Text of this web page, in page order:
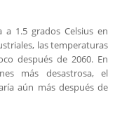
1.5 grados Celsius en
las temperaturas
después de 2060. En
más desastrosa, el
aún más después de